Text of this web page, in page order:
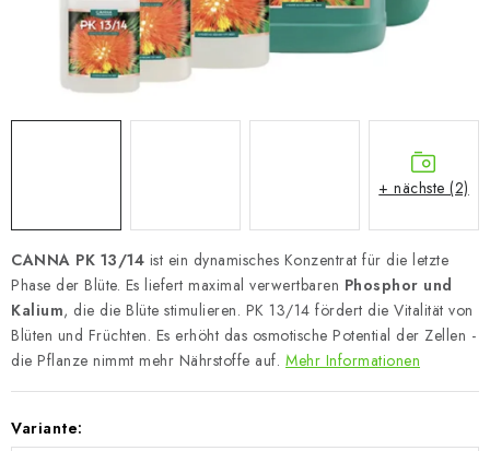
CANNA PK 13/14 ist ein dynamisches Konzentrat für die letzte
Phase der Blüte. Es liefert maximal verwertbaren Phosphor und
Kalium, die die Blüte stimulieren. PK 13/14 fördert die Vitalität von
Blüten und Früchten. Es erhöht das osmotische Potential der Zellen -
die Pflanze nimmt mehr Nährstoffe auf. Mehr Informationen
Variante:
+ nächste (2)